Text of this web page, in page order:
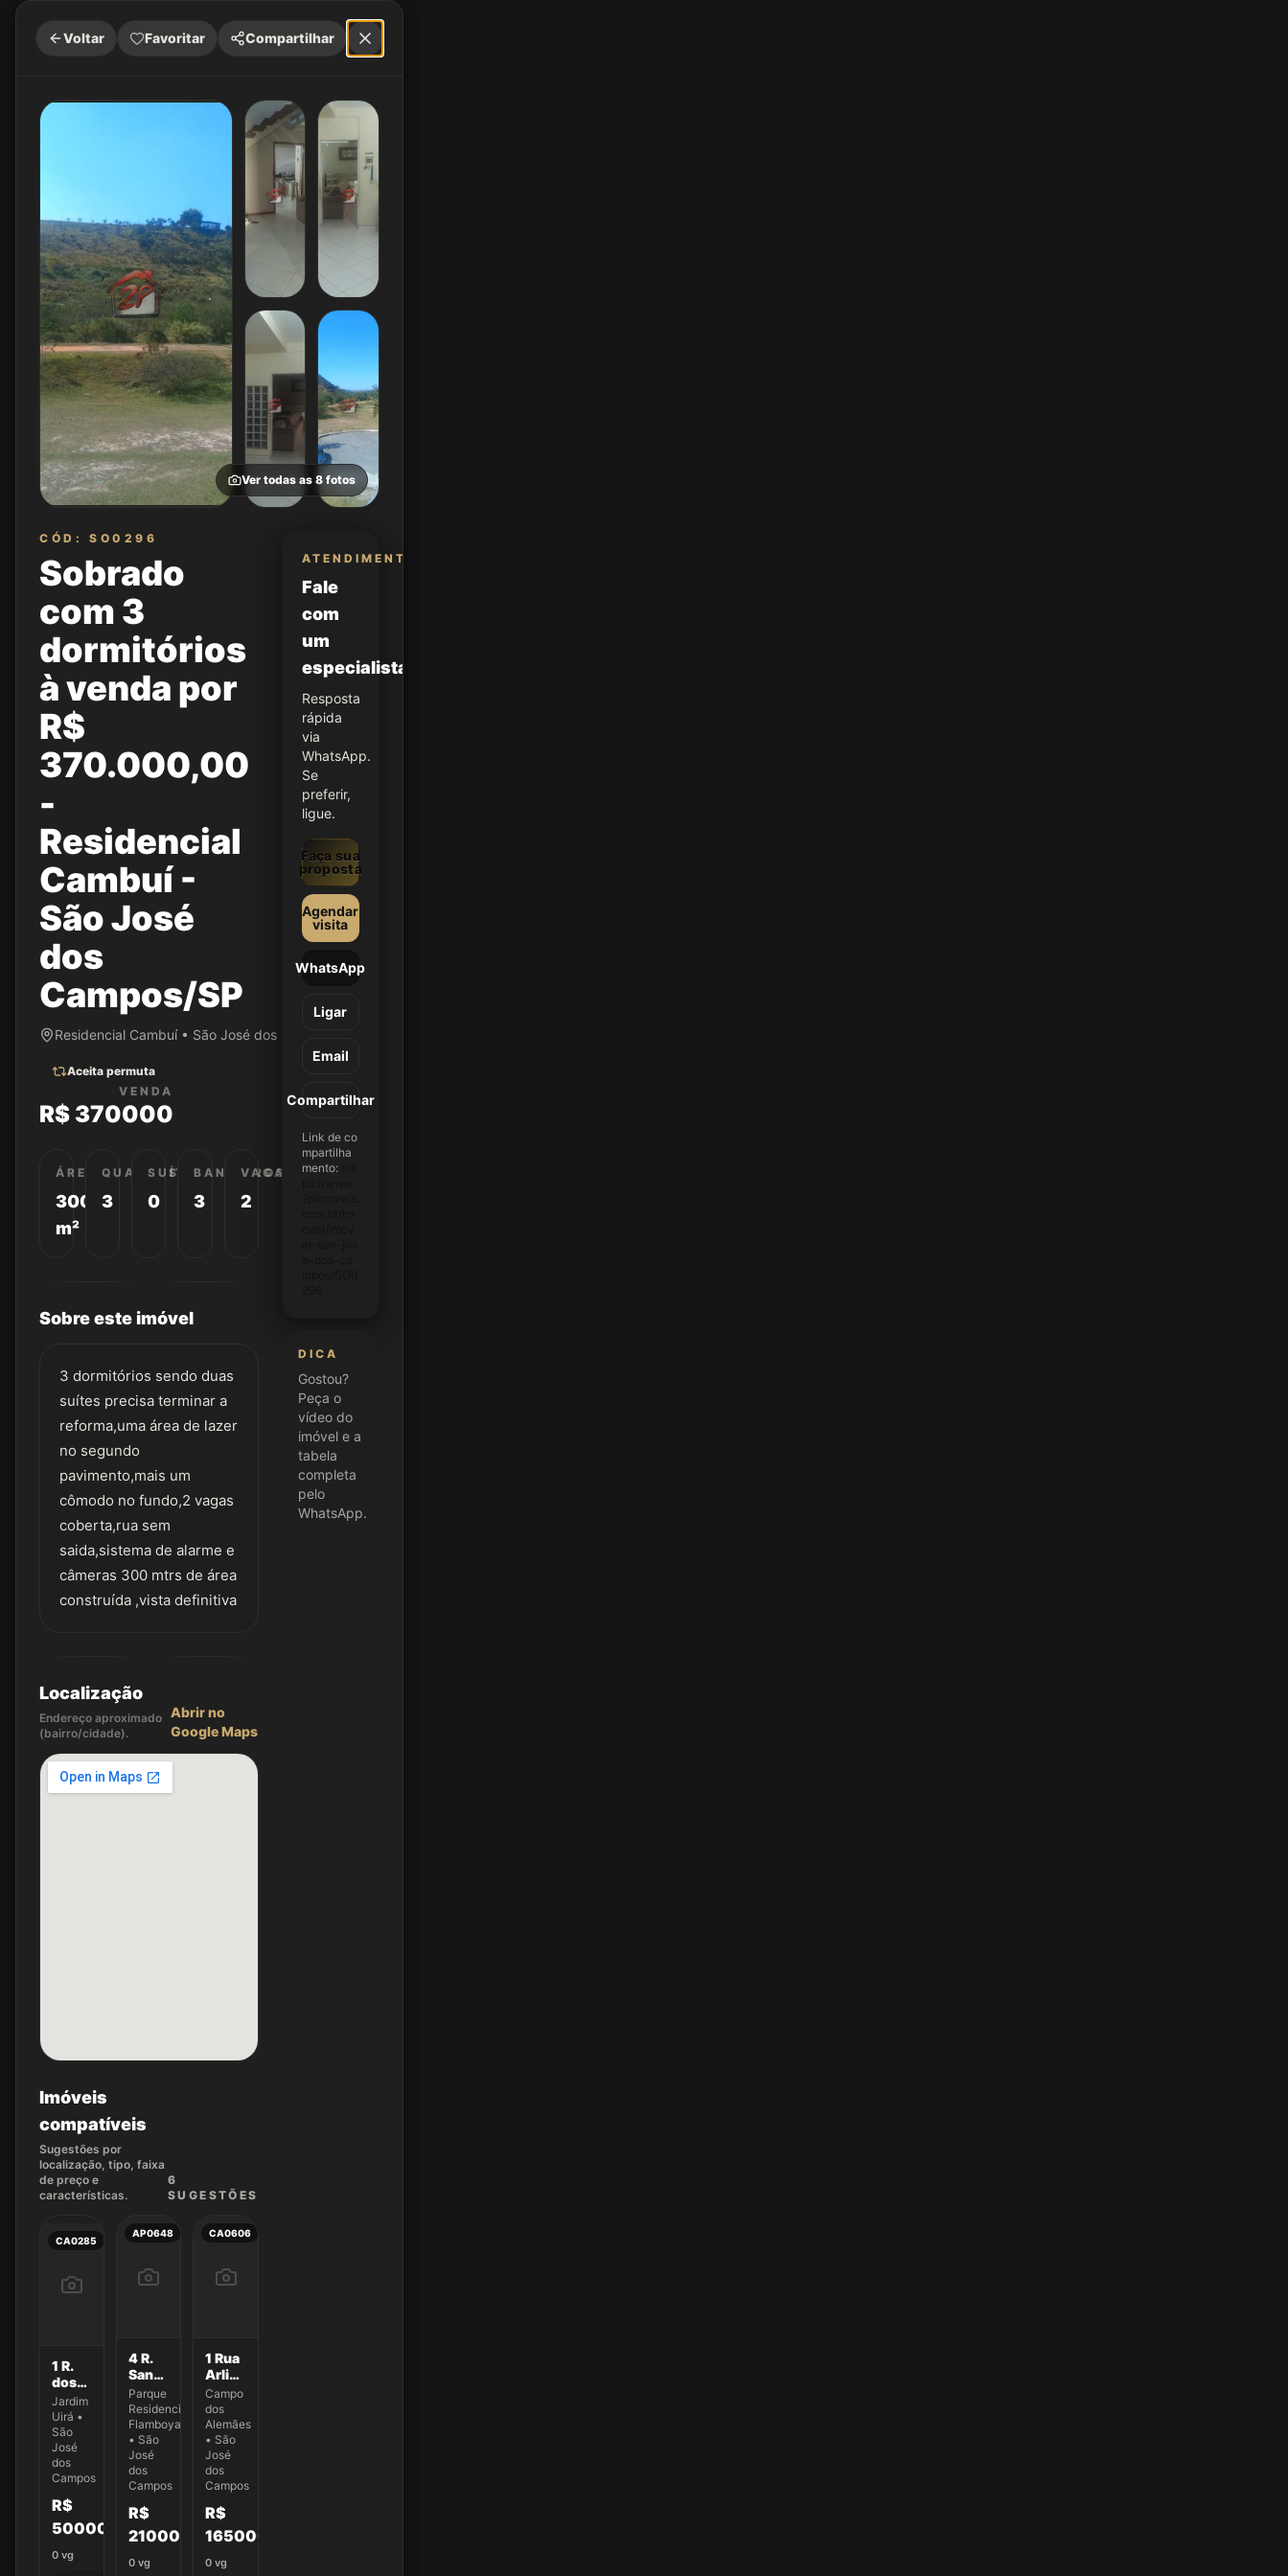
Voltar Favoritar Compartilhar
Ver todas as 8 fotos
CÓD: SO0296
Sobrado
com 3
dormitórios
à venda por
R$
370.000,00
-
Residencial
Cambuí -
São José
dos
Campos/SP
Residencial Cambuí • São José dos Campos/SP
Aceita permuta
VENDA
R$ 370000
ÁREA
300
m²
QUARTOS
3
SUÍTES
0
BANHEIROS
3
VAGAS
2
Sobre este imóvel
3 dormitórios sendo duas
suítes precisa terminar a
reforma,uma área de lazer
no segundo
pavimento,mais um
cômodo no fundo,2 vagas
coberta,rua sem
saida,sistema de alarme e
câmeras 300 mtrs de área
construída ,vista definitiva
Localização
Endereço aproximado
(bairro/cidade).
Abrir no
Google Maps
Imóveis
compatíveis
Sugestões por
localização, tipo, faixa
de preço e
características.
6
SUGESTÕES
CA0285
1 R.
dos
Jaburus
270
Jardim
Uirá •
São
José
dos
Campos
R$
500000
0 vg
AP0648
4 R.
Sandro
Bezerra
da
Silva
223
Parque
Residencial
Flamboyant
• São
José
dos
Campos
R$
210000
0 vg
CA0606
1 Rua
Arlinda
Pereira
Dias
Campo
dos
Alemães
• São
José
dos
Campos
R$
165000
0 vg
ATENDIMENTO
Fale
com
um
especialista
Resposta
rápida
via
WhatsApp.
Se
preferir,
ligue.
Faça sua
proposta
Agendar
visita
WhatsApp
Ligar
Email
Compartilhar
Link de co
mpartilha
mento:
DICA
Gostou?
Peça o
vídeo do
imóvel e a
tabela
completa
pelo
WhatsApp.